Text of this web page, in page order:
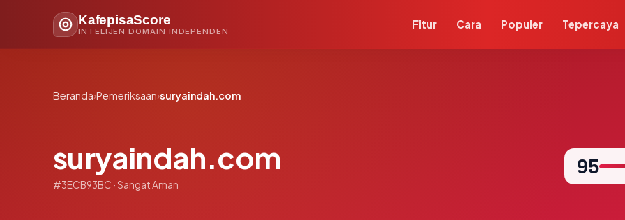
KafepisaScore
INTELIJEN DOMAIN INDEPENDEN
Fitur Cara Populer Tepercaya
Beranda›Pemeriksaan›suryaindah.com
suryaindah.com
#3ECB93BC · Sangat Aman
95